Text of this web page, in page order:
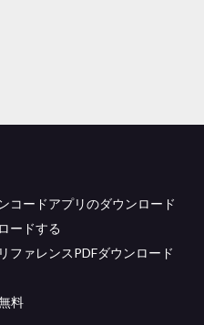
コードアプリのダウンロード
ードする
ファレンスPDFダウンロード
料